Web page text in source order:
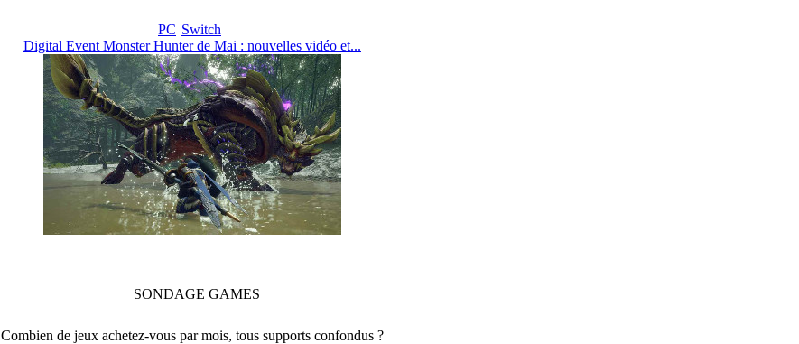
PC Switch
Digital Event Monster Hunter de Mai : nouvelles vidéo et...
SONDAGE GAMES
Combien de jeux achetez-vous par mois, tous supports confondus ?